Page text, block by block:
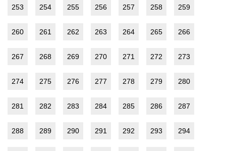
253 254 255 256 257 258 259
260 261 262 263 264 265 266
267 268 269 270 271 272 273
274 275 276 277 278 279 280
281 282 283 284 285 286 287
288 289 290 291 292 293 294